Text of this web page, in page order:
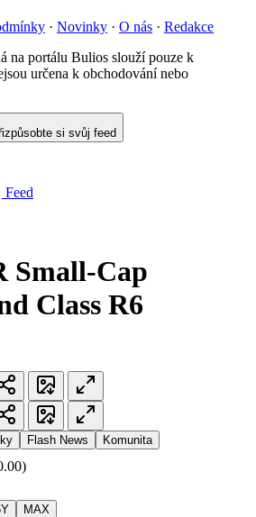
· Novinky · O nás · Redakce
na portálu Bulios slouží pouze k
určena k obchodování nebo
si svůj feed
Feed
Small-Cap
Class R6
Flash News Komunita
MAX